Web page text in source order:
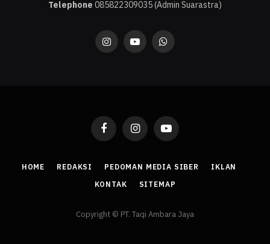
Telephone 085822309035 (Admin Suarastra)
InstagramYouTubeWhatsApp
FacebookInstagramYouTube
HOME REDAKSI PEDOMAN MEDIA SIBER
IKLAN
KONTAK
SITEMAP
Copyright © PT. Taqi Ambara Jaya